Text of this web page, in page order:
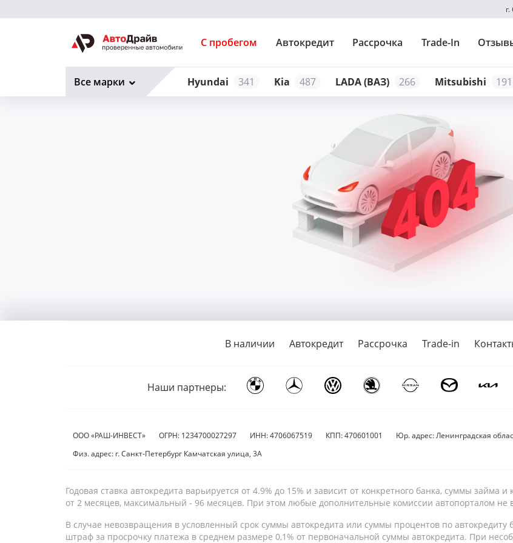
С пробегом Автокредит Рассрочка Trade-In
Hyundai 341 Kia 487 LADA (ВАЗ) 266 Mitsubishi 191
Все марки
В наличии Автокредит Рассрочка Trade-in
Наши партнеры:
ООО «РАШ-ИНВЕСТ» ОГРН: 1234700027297 ИНН: 4706067519 КПП: 470601001
Юр. адрес: Ленинградская
Физ. адрес: г. Санкт-Петербург Камчатская улица, 3А
Годовая ставка автокредита варьируется от 4.9% до 15% и зависит от конкретного банка, суммы
от 2 месяцев, максимальный - 96 месяцев. При этом любые дополнительные комиссии автопорталом не
В случае невозвращения в условленный срок суммы автокредита или суммы процентов по автокредиту
штраф за просрочку платежа в среднем размере 0,1% от первоначальной суммы автокредита. При